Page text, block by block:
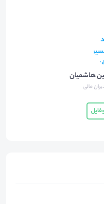
هاشمیان
مالی